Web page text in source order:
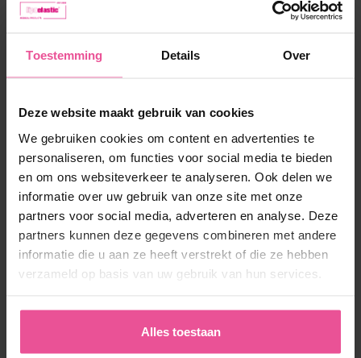
Toestemming Details Over
Deze website maakt gebruik van cookies
We gebruiken cookies om content en advertenties te
personaliseren, om functies voor social media te bieden
en om ons websiteverkeer te analyseren. Ook delen we
informatie over uw gebruik van onze site met onze
partners voor social media, adverteren en analyse. Deze
partners kunnen deze gegevens combineren met andere
informatie die u aan ze heeft verstrekt of die ze hebben
verzameld op basis van uw gebruik van hun services.
Alles toestaan
gangbare kledingmaten. Vergelijk uw lichaamsafmetingen met
Kies een kleur:
Zwart
Maat: S
96,90 €